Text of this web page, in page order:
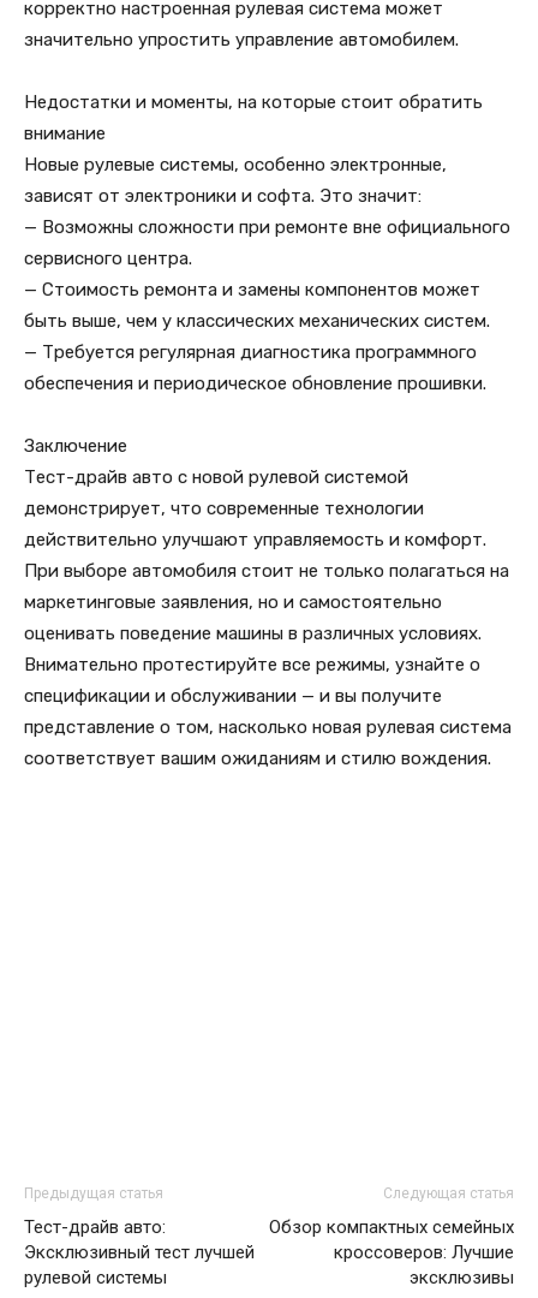
корректно настроенная рулевая система может
значительно упростить управление автомобилем.
Недостатки и моменты, на которые стоит обратить
внимание
Новые рулевые системы, особенно электронные,
зависят от электроники и софта. Это значит:
— Возможны сложности при ремонте вне официального
сервисного центра.
— Стоимость ремонта и замены компонентов может
быть выше, чем у классических механических систем.
— Требуется регулярная диагностика программного
обеспечения и периодическое обновление прошивки.
Заключение
Тест-драйв авто с новой рулевой системой
демонстрирует, что современные технологии
действительно улучшают управляемость и комфорт.
При выборе автомобиля стоит не только полагаться на
маркетинговые заявления, но и самостоятельно
оценивать поведение машины в различных условиях.
Внимательно протестируйте все режимы, узнайте о
спецификации и обслуживании — и вы получите
представление о том, насколько новая рулевая система
соответствует вашим ожиданиям и стилю вождения.
Предыдущая статья
Тест-драйв авто:
Эксклюзивный тест лучшей
рулевой системы
Следующая статья
Обзор компактных семейных
кроссоверов: Лучшие
эксклюзивы